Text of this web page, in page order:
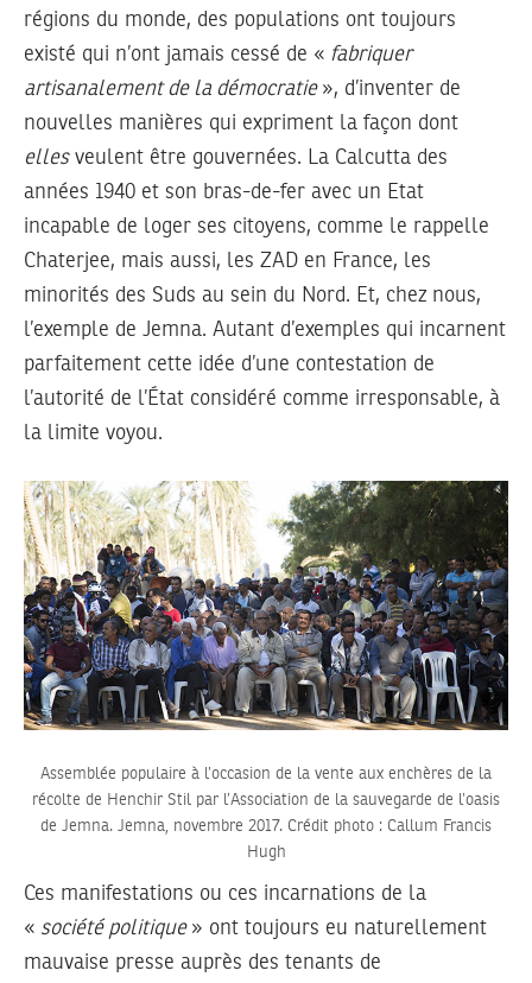
régions du monde, des populations ont toujours
existé qui n’ont jamais cessé de « fabriquer
artisanalement de la démocratie», d’inventer de
nouvelles manières qui expriment la façon dont
ellesveulent être gouvernées. La Calcutta des
années 1940 et son bras-de-fer avec un Etat
incapable de loger ses citoyens, comme le rappelle
Chaterjee, mais aussi, les ZAD en France, les
minorités des Suds au sein du Nord. Et, chez nous,
l’exemple de Jemna. Autant d’exemples qui incarnent
parfaitement cette idée d’une contestation de
l’autorité de l’État considéré comme irresponsable, à
la limite voyou.
Assemblée populaire à l’occasion de la vente aux enchères de la
récolte de Henchir Stil par l’Association de la sauvegarde de l’oasis
de Jemna. Jemna, novembre 2017. Crédit photo : Callum Francis
Hugh
Ces manifestations ou ces incarnations de la
« société politique» ont toujours eu naturellement
mauvaise presse auprès des tenants de